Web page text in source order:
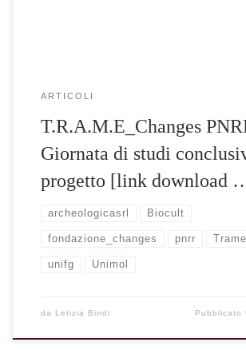
ARTICOLI
T.R.A.M.E_Changes
Giornata di studi
progetto [link download
archeologicasrl Biocult
fondazione_changes pnrr
unifg Unimol
da Letizia Bindi Pubblicato